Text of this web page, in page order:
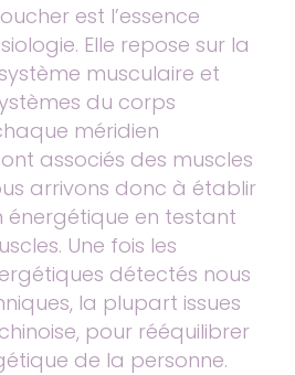
est l’essence
Elle repose sur la
musculaire et
du corps
méridien
associés des muscles
arrivons donc à établir
énergétique en testant
Une fois les
détectés nous
la plupart issues
pour rééquilibrer
de la personne.